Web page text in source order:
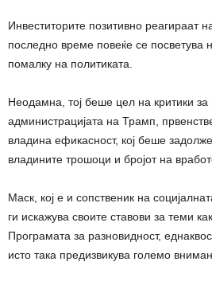
Инвеститорите позитивно реагираат
последно време повеќе се посветува
помалку на политиката.
Неодамна, тој беше цел на критики за
администрацијата на Трамп,
владина ефикасност, кој беше
владините трошоци и бројот на
Маск, кој е и сопственик на
ги искажува своите ставови за теми
Програмата за разновидност,
исто така предизвикува големо